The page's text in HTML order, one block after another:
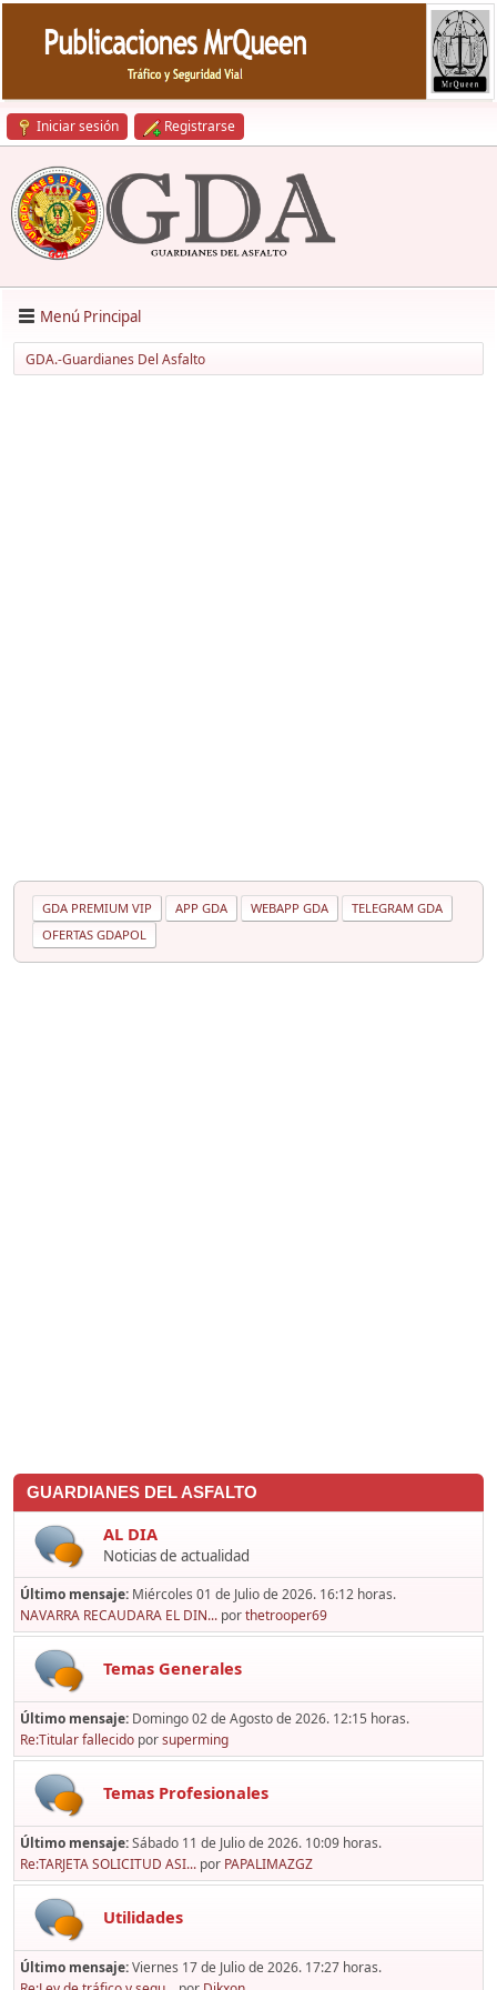
Iniciar sesión Registrarse
Menú Principal
GDA.-Guardianes Del Asfalto
GDA PREMIUM VIP APP GDA WEBAPP GDA
TELEGRAM GDA
OFERTAS GDAPOL
GUARDIANES DEL ASFALTO
AL DIA
Noticias de actualidad
Último mensaje: Miércoles 01 de Julio de 2026. 16:12 horas.
NAVARRA RECAUDARA EL DIN... porthetrooper69
Temas Generales
Último mensaje: Domingo 02 de Agosto de 2026. 12:15 horas.
Re:Titular fallecido porsuperming
Temas Profesionales
Último mensaje:Sábado 11 de Julio de 2026. 10:09 horas.
Re:TARJETA SOLICITUD ASI... por PAPALIMAZGZ
Utilidades
Último mensaje:Viernes 17 de Julio de 2026. 17:27 horas.